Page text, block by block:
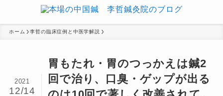
ホーム 李哲の臨床症例と中医学解説
胃もたれ・胃のつっかえは鍼2
回で治り、口臭・ゲップが出る
2021
12/14